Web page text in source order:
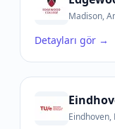
Madison,
Detayları gör →
Eindhoven,